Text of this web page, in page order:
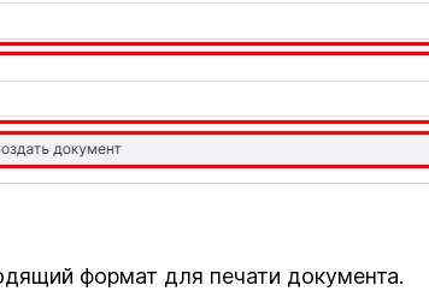
формат для печати документа.